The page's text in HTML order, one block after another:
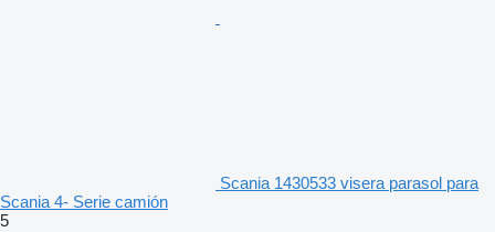
Scania 1430533 visera parasol para
Scania 4- Serie camión
5